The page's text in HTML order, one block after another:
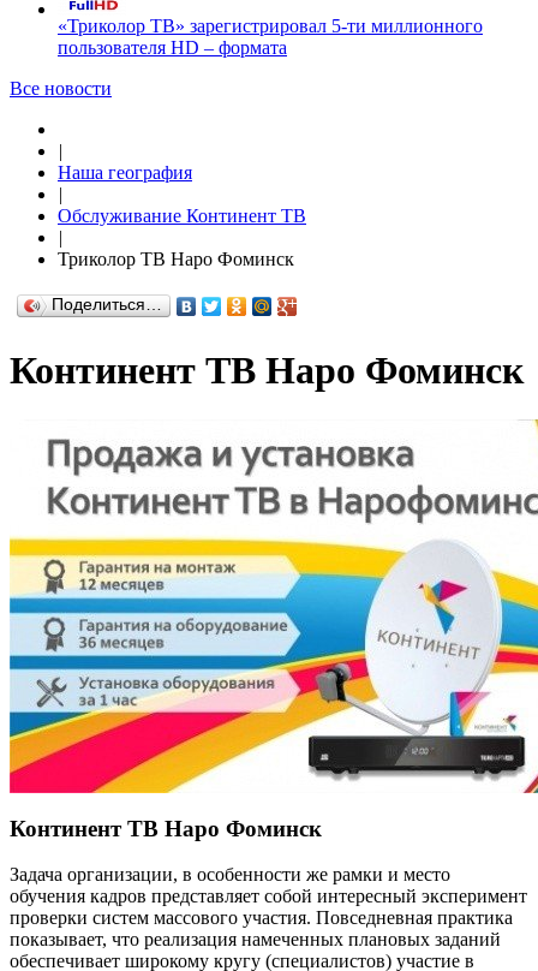
«Триколор ТВ» зарегистрировал 5-ти миллионного
пользователя HD – формата
Все новости
|
Наша география
|
Обслуживание Континент ТВ
|
Триколор ТВ Наро Фоминск
Поделиться…
Континент ТВ Наро Фоминск
Континент ТВ Наро Фоминск
Задача организации, в особенности же рамки и место
обучения кадров представляет собой интересный эксперимент
проверки систем массового участия. Повседневная практика
показывает, что реализация намеченных плановых заданий
обеспечивает широкому кругу (специалистов) участие в